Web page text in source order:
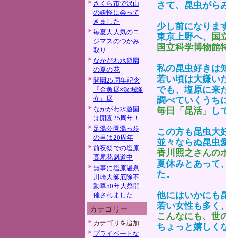
さくら市で沢山
の妖怪に会って
きました
毎夏大人気のニ
ジマスのつかみ
取り
なかがわ水遊園
の夏の花
開園25周年記念
『金魚展×深堀隆
介』展
なかがわ水遊園
は開園25周年！
足湯公園湯っ歩
の里は20周年
前夜祭での塩原
高尾花魁道中
無事に塩原温泉
川崎大師厄除不
動尊50年大祭開
催されました
カテゴリー
カテゴリを追加
プライベートな
さて、昆虫がら
少し前になりま
東京上野へ、
国
国立科学博物館
私の昆虫好きは
若い頃は大嫌い
でも、塩原に来
調べていくうち
毎日「昆活」
し
この方も昆虫大
並々ならぬ昆虫
香川照之さんの
夏休みとあって
た。
他にはいかにも
若い女性も多く
こんなにも、世
ちょっと嬉しく